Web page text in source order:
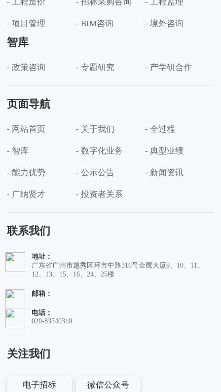
- 项目管理 - BIM咨询 - 境外咨询
智库
- 政策咨询 - 专题研究 - 产学研合作
页面导航
- 网站首页 - 关于我们 - 全过程
- 智库 - 数字化业务 - 典型业绩
- 能力优势 - 公示公告 - 新闻资讯
- 广纳贤才 - 投资者关系
联系我们
地址：
广东省广州市越秀区环市中路316号金鹰大厦9、10、11、
12、13、15、16、24、25楼
邮箱：
电话：
020-83540310
关注我们
电子招标 微信公众号